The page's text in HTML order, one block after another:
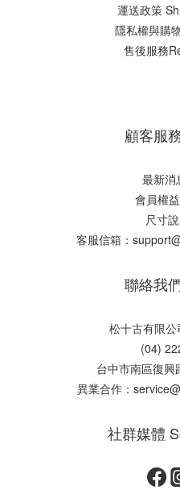
運送政策
隱私權與購
售後服務
顧客服
最新消
會員權
尺寸
客服信箱：
聯絡我
松十古有限
(04)
台中市南區復
異業合作：
社群媒體